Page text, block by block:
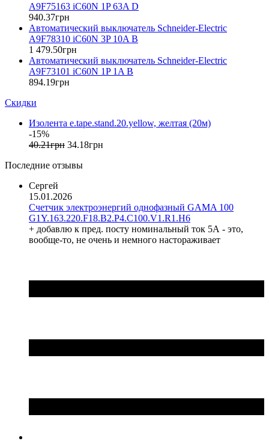
ETI (Словения)
ETREL (Словения)
Evrosvet (Украина)
Extherm (Германия)
F&F (Польша)
FRER (Италия)
FS (Украина)
Galkat (Украина)
GENERICA (Китай)
Gewiss (Италия)
GreenVision (Китай)
Hager (Германия)
Haupa (Германия)
HD Hyundai Electric (Корея)
Hemstedt (Германия)
Horoz Electric (Турция)
Huawei (Китай)
Katko (Финляндия)
KNIPEX (Чехия)
A9F75163 iC60N 1P 63A D
940.37грн
Автоматический выключатель Schneider-Electric
A9F78310 iC60N 3P 10A B
1 479.50грн
Автоматический выключатель Schneider-Electric
A9F73101 iC60N 1P 1A B
894.19грн
Скидки
Изолента e.tape.stand.20.yellow, желтая (20м)
-15%
40.21грн 34.18грн
Последние отзывы
Сергей
15.01.2026
Счетчик электроэнергий однофазный GAMA 100
G1Y.163.220.F18.B2.P4.C100.V1.R1.H6
+ добавлю к пред. посту номинальный ток 5А - это,
вообще-то, не очень и немного настораживает